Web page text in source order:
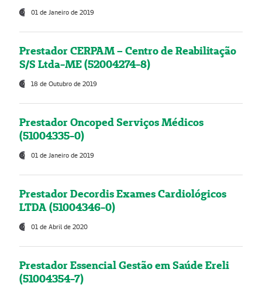
01 de Janeiro de 2019
Prestador CERPAM – Centro de Reabilitação
S/S Ltda-ME (52004274-8)
18 de Outubro de 2019
Prestador Oncoped Serviços Médicos
(51004335-0)
01 de Janeiro de 2019
Prestador Decordis Exames Cardiológicos
LTDA (51004346-0)
01 de Abril de 2020
Prestador Essencial Gestão em Saúde Ereli
(51004354-7)